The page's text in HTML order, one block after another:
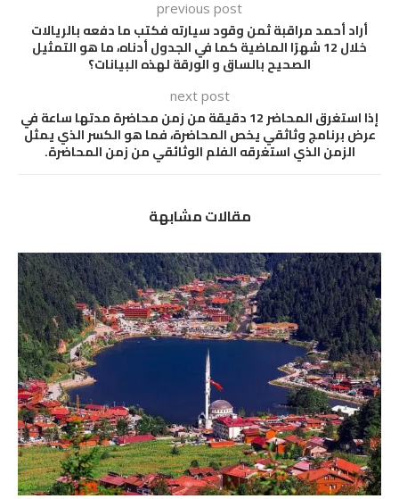
previous post
أراد أحمد مراقبة ثمن وقود سيارته فكتب ما دفعه بالريالات
خلال 12 شهرًا الماضية كما في الجدول أدناه، ما هو التمثيل
الصحيح بالساق و الورقة لهذه البيانات؟
next post
إذا استغرق المحاضر 12 دقيقة من زمن محاضرة مدتها ساعة في
عرض برنامج وثاثقي يخص المحاضرة، فما هو الكسر الذي يمثل
الزمن الذي استغرقه الفلم الوثائقي من زمن المحاضرة.
مقالات مشابهة